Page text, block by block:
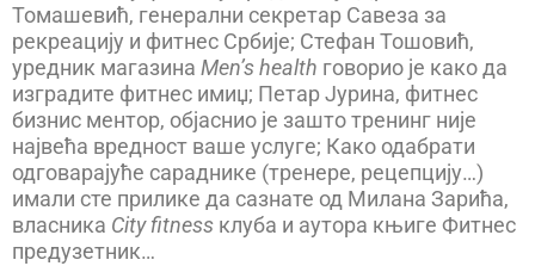
Томашевић, генерални секретар Савеза за
рекреацију и фитнес Србије; Стефан Тошовић,
уредник магазина Men’s health говорио је како да
изградите фитнес имиџ; Петар Јурина, фитнес
бизнис ментор, објаснио је зашто тренинг није
највећа вредност ваше услуге; Како одабрати
одговарајуће сараднике (тренере, рецепцију…)
имали сте прилике да сазнате од Милана Зарића,
власника City fitness клуба и аутора књиге Фитнес
предузетник…